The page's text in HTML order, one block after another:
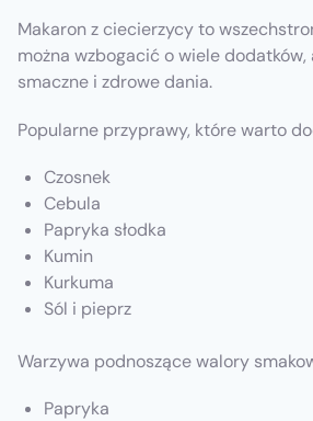
Makaron z ciecierzycy to
można wzbogacić o wiele
smaczne i zdrowe dania.
Popularne przyprawy, które warto
Czosnek
Cebula
Papryka słodka
Kumin
Kurkuma
Sól i pieprz
Warzywa podnoszące walory
Papryka